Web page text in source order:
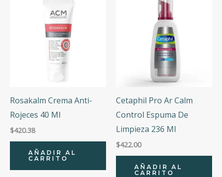
Rosakalm Crema Anti-
Rojeces 40 Ml
$420.38
AÑADIR AL
CARRITO
Cetaphil Pro Ar Calm
Control Espuma De
Limpieza 236 Ml
$422.00
AÑADIR AL
CARRITO